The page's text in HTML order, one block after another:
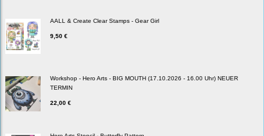
AALL & Create Clear Stamps - Gear Girl
9,50 €
Workshop - Hero Arts - BIG MOUTH (17.10.2026 - 16.00 Uhr) NEUER
TERMIN
22,00 €